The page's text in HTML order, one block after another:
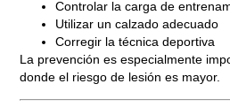
Controlar la carga de
Utilizar un calzado adecuado
Corregir la técnica deportiva
La prevención es especialmente
donde el riesgo de lesión es mayor.